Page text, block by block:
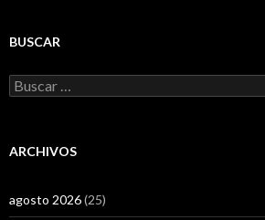
BUSCAR
Buscar:
ARCHIVOS
agosto 2026(25)